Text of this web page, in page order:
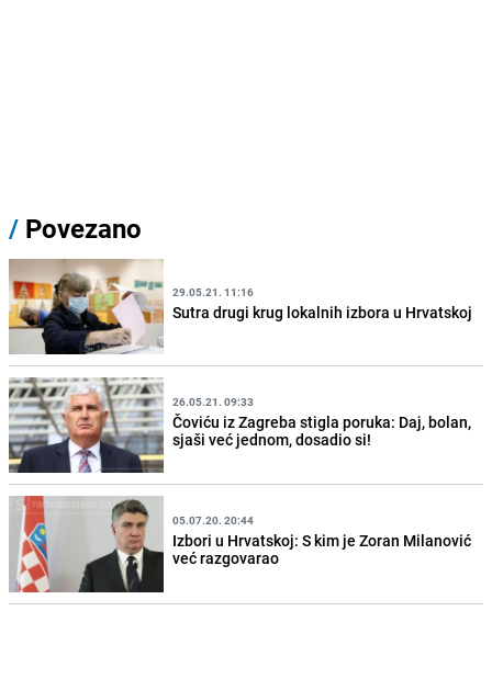
/ Povezano
29.05.21. 11:16
Sutra drugi krug lokalnih izbora u Hrvatskoj
26.05.21. 09:33
Čoviću iz Zagreba stigla poruka: Daj, bolan,
sjaši već jednom, dosadio si!
05.07.20. 20:44
Izbori u Hrvatskoj: S kim je Zoran Milanović
već razgovarao